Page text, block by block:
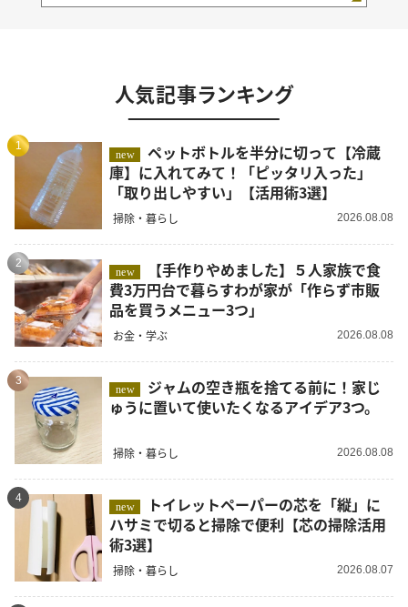
人気記事ランキング
1
new
ペットボトルを半分に切って【冷蔵
庫】に入れてみて！「ピッタリ入った」
「取り出しやすい」【活用術3選】
掃除・暮らし 2026.08.08
2
new
費3万円台で暮らすわが家が「作らず市販
品を買うメニュー3つ」
お金・学ぶ 2026.08.08
3
new
ゅうに置いて使いたくなるアイデア3つ。
掃除・暮らし 2026.08.08
4
new
ハサミで切ると掃除で便利【芯の掃除活用
術3選】
掃除・暮らし 2026.08.07